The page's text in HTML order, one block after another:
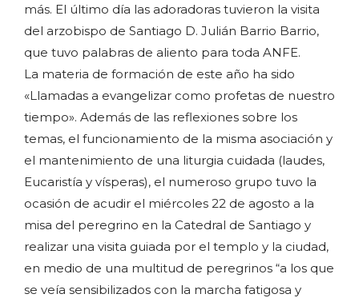
más. El último día las adoradoras tuvieron la visita
del arzobispo de Santiago D. Julián Barrio Barrio,
que tuvo palabras de aliento para toda ANFE.
La materia de formación de este año ha sido
«Llamadas a evangelizar como profetas de nuestro
tiempo». Además de las reflexiones sobre los
temas, el funcionamiento de la misma asociación y
el mantenimiento de una liturgia cuidada (laudes,
Eucaristía y vísperas), el numeroso grupo tuvo la
ocasión de acudir el miércoles 22 de agosto a la
misa del peregrino en la Catedral de Santiago y
realizar una visita guiada por el templo y la ciudad,
en medio de una multitud de peregrinos “a los que
se veía sensibilizados con la marcha fatigosa y